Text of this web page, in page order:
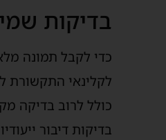
בדיקות
כדי לקבל תמונה
לקלינאי התקשורת
כולל לרוב בדיקה
בדיקות דיבור